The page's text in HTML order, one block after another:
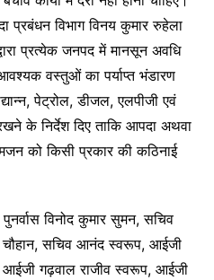
प्रबंधन विभाग विनय कुमार रुहेला
प्रत्येक जनपद में मानसून अवधि
वस्तुओं का पर्याप्त भंडारण
पेट्रोल, डीजल, एलपीजी एवं
के निर्देश दिए ताकि आपदा अथवा
को किसी प्रकार की कठिनाई
विनोद कुमार सुमन, सचिव
चौहान, सचिव आनंद स्वरूप, आईजी
गढ़वाल राजीव स्वरूप, आईजी